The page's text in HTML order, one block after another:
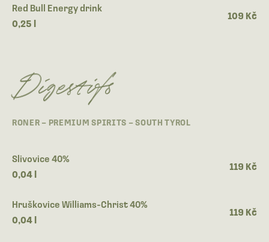
Red Bull Energy drink
0,25 l
109 Kč
Digestifs
RONER – PREMIUM SPIRITS – SOUTH TYROL
Slivovice 40%
0,04 l
119 Kč
Hruškovice Williams-Christ 40%
0,04 l
119 Kč